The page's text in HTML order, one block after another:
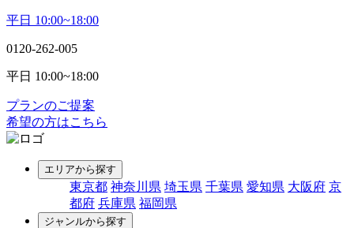
平日 10:00~18:00
0120-262-005
平日 10:00~18:00
プランのご提案
希望の方はこちら
エリアから探す
東京都 神奈川県 埼玉県 千葉県 愛知県 大阪府 京
都府 兵庫県 福岡県
ジャンルから探す